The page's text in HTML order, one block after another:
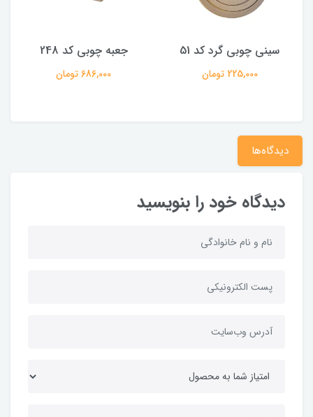
سینی چوبی گرد کد 51
225,000 تومان
جعبه چوبی کد 248
686,000 تومان
دیدگاه‌ها
دیدگاه خود را بنویسید